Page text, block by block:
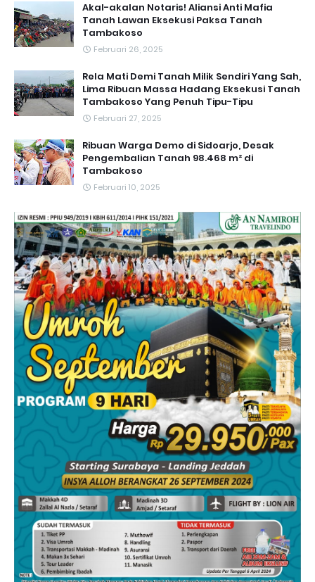
Akal-akalan Notaris! Aliansi Anti Mafia
Tanah Lawan Eksekusi Paksa Tanah
Tambakoso
Februari 26, 2025
Rela Mati Demi Tanah Milik Sendiri Yang Sah,
Lima Ribuan Massa Hadang Eksekusi Tanah
Tambakoso Yang Penuh Tipu-Tipu
Februari 27, 2025
Ribuan Warga Demo di Sidoarjo, Desak
Pengembalian Tanah 98.468 m² di
Tambakoso
Februari 10, 2025